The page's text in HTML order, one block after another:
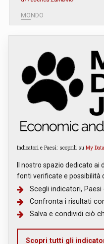
MONDO
Indicatori e Paesi: scoprili su My
Il nostro spazio dedicato
fonti verificate e possibilità
Scegli indicatori, Paesi
Confronta i risultati
Salva e condividi ciò
Scopri tutti gli